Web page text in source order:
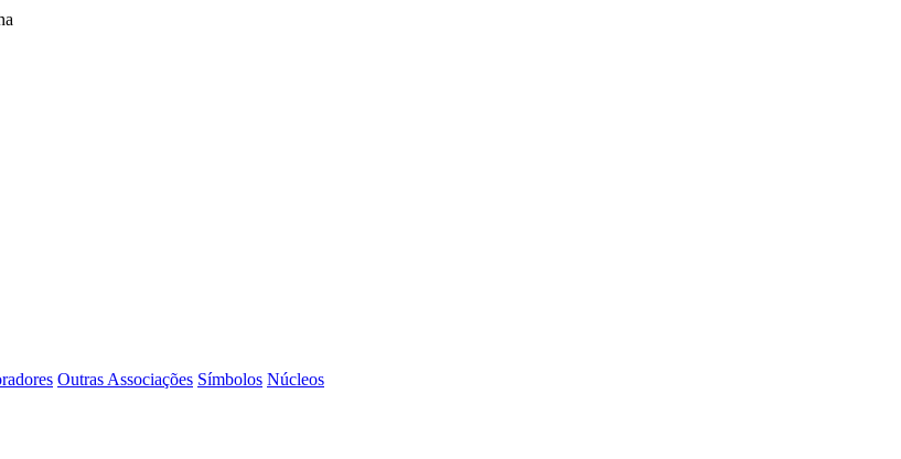
Outras Associações Símbolos Núcleos